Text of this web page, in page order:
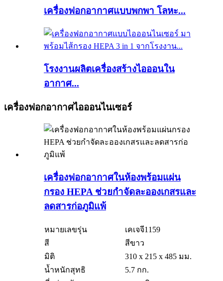
เครื่องฟอกอากาศแบบพกพา โลหะ...
โรงงานผลิตเครื่องสร้างไอออนใน
อากาศ...
เครื่องฟอกอากาศไอออนไนเซอร์
เครื่องฟอกอากาศในห้องพร้อมแผ่น
กรอง HEPA ช่วยกำจัดละอองเกสรและ
ลดสารก่อภูมิแพ้
หมายเลขรุ่น
เคเจจี1159
สี
สีขาว
มิติ
310 x 215 x 485 มม.
น้ำหนักสุทธิ
5.7 กก.